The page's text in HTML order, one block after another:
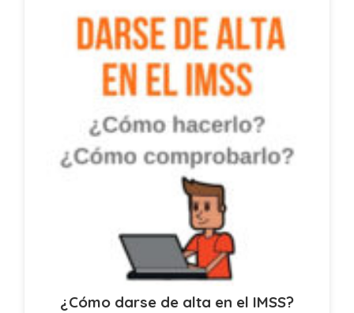
¿Cómo darse de alta en el IMSS?